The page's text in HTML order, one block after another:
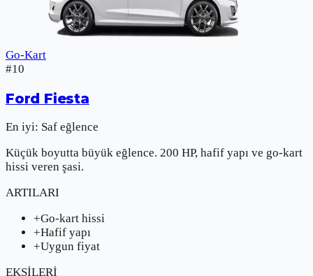
Go-Kart
#10
Ford Fiesta
En iyi: Saf eğlence
Küçük boyutta büyük eğlence. 200 HP, hafif yapı ve go-kart
hissi veren şasi.
ARTILARI
+Go-kart hissi
+Hafif yapı
+Uygun fiyat
EKSİLERİ